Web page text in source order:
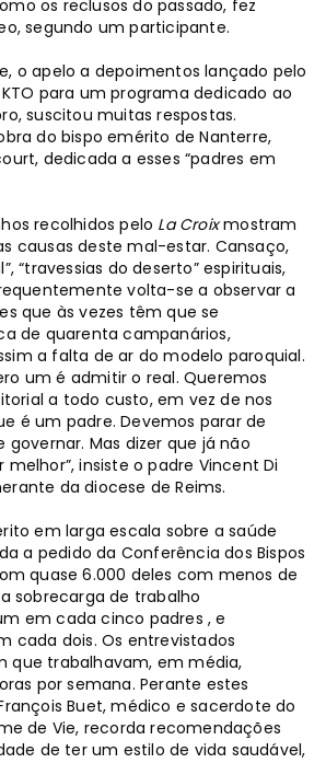
os reclusos do passado, fez
segundo um participante.
o apelo a depoimentos lançado pelo
para um programa dedicado ao
suscitou muitas respostas.
do bispo emérito de Nanterre,
dedicada a esses “padres em
recolhidos pelo La Croixmostram
causas deste mal-estar. Cansaço,
“travessias do deserto” espirituais,
volta-se a observar a
que às vezes têm que se
de quarenta campanários,
a falta de ar do modelo paroquial.
um é admitir o real. Queremos
a todo custo, em vez de nos
é um padre. Devemos parar de
governar. Mas dizer que já não
insiste o padre Vincent Di
da diocese de Reims.
em larga escala sobre a saúde
a pedido da Conferência dos Bispos
quase 6.000 deles com menos de
sobrecarga de trabalho
em cada cinco padres , e
cada dois. Os entrevistados
que trabalhavam, em média,
por semana. Perante estes
Buet, médico e sacerdote do
de Vie, recorda recomendações
de ter um estilo de vida saudável,